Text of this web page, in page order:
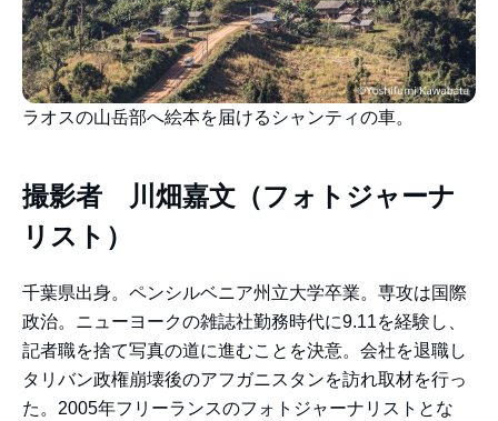
ラオスの山岳部へ絵本を届けるシャンティの車。
撮影者 川畑嘉文（フォトジャーナ
リスト）
千葉県出身。ペンシルベニア州立大学卒業。専攻は国際
政治。ニューヨークの雑誌社勤務時代に9.11を経験し、
記者職を捨て写真の道に進むことを決意。会社を退職し
タリバン政権崩壊後のアフガニスタンを訪れ取材を行っ
た。2005年フリーランスのフォトジャーナリストとな